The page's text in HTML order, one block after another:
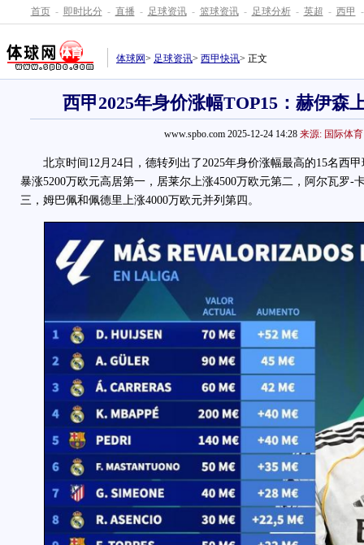
首页 - 即时比分 - 直播 - 足球资讯 - 篮球资讯 - 足球分析 - 英超 - 西甲 -
体球网> 足球资讯> 西甲快讯> 正文
西甲2025年身价涨幅TOP15：赫伊森
www.spbo.com 2025-12-24 14:28 来源: 国际体育
北京时间12月24日，德转列出了2025年身价涨幅最高的15名西甲
暴涨5200万欧元高居第一，居莱尔上涨4500万欧元第二，阿尔瓦罗-
三，姆巴佩和佩德里上涨4000万欧元并列第四。